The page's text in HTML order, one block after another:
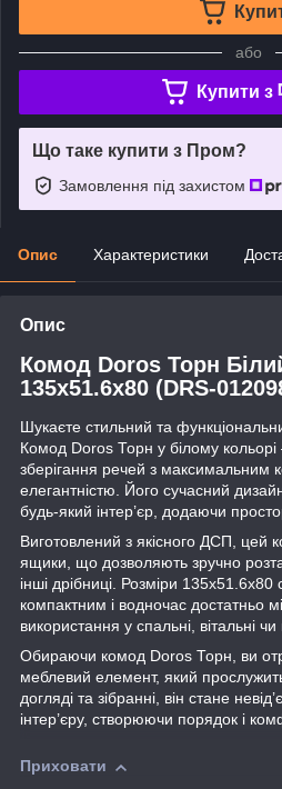
або
Купити з
Що таке купити з Пром?
Замовлення під захистом
Опис Характеристики
Опис
Комод Doros Торн
135х51.6х80 (DRS-
Шукаєте стильний та
Комод Doros Торн у білому
зберігання речей з максимальним
елегантністю. Його сучасний
будь-який інтер’єр, додаючи
Виготовлений з якісного ДСП, цей
ящики, що дозволяють зручно
інші дрібниці. Розміри
компактним і водночас достатньо
використання у спальні, вітальні чи
Обираючи комод Doros Торн, ви
меблевий елемент, який
догляді та зібранні, він стане
інтер’єру, створюючи порядок і
Приховати